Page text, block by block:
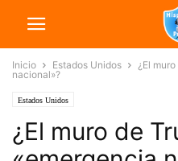
Inicio Estados Unidos
¿El
nacional»?
Estados Unidos
¿El muro de